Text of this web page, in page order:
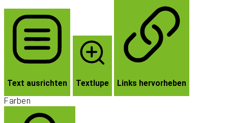
Text ausrichten Textlupe Links hervorheben
Farben